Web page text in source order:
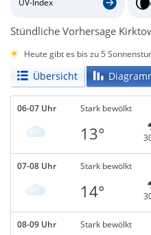
UV-Index
Stündliche Vorhersage
Heute gibt es bis zu 5
Übersicht
06-07 Uhr Stark bewölkt
13°
07-08 Uhr Stark bewölkt
14°
08-09 Uhr Stark bewölkt